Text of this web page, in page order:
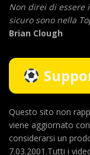
Non direi di essere
sicuro sono nella
Brian Clough
Questo sito non
viene aggiornato
considerarsi un
7.03.2001.Tutti i